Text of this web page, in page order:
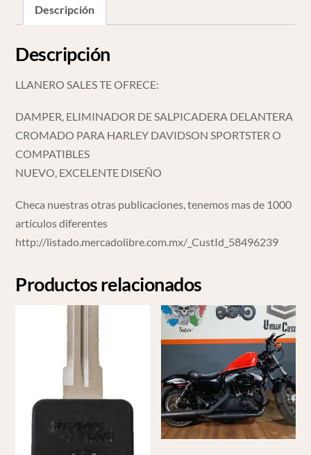
Descripción
Descripción
LLANERO SALES TE OFRECE:
DAMPER, ELIMINADOR DE SALPICADERA DELANTERA
CROMADO PARA HARLEY DAVIDSON SPORTSTER O
COMPATIBLES
NUEVO, EXCELENTE DISEÑO
Checa nuestras otras publicaciones, tenemos mas de 1000
artículos diferentes
http://listado.mercadolibre.com.mx/_CustId_58496239
Productos relacionados